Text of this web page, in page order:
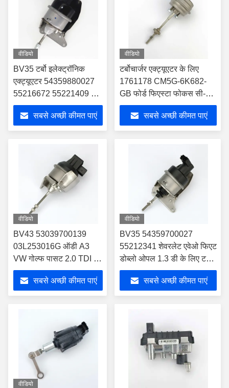
वीडियो
BV35 टर्बो इलेक्ट्रॉनिक
एक्ट्यूएटर 54359880027
55216672 55221409 टर्बो
के लिए
सबसे अच्छी कीमत पाएं
वीडियो
टर्बोचार्जर एक्ट्यूएटर के लिए
1761178 CM5G-6K682-
GB फोर्ड फिएस्टा फोकस सी-
मैक्स ट्रांजिट 1.0
CM5G6K682GB
सबसे अच्छी कीमत पाएं
वीडियो
BV43 53039700139
03L253016G ऑडी A3
VW गोल्फ पासट 2.0 TDI के
लिए टर्बो एक्ट्यूएटर
सबसे अच्छी कीमत पाएं
वीडियो
BV35 54359700027
55212341 शेवरलेट एवेओ फिएट
डोब्लो ओपल 1.3 डी के लिए टर्बो
एक्ट्यूएटर
सबसे अच्छी कीमत पाएं
वीडियो